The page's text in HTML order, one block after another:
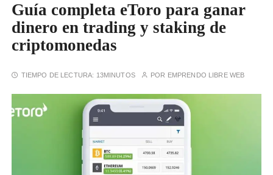
Guía completa eToro para ganar
dinero en trading y staking de
criptomonedas
TIEMPO DE LECTURA: 13MINUTOS POR EMPRENDO LIBRE WEB